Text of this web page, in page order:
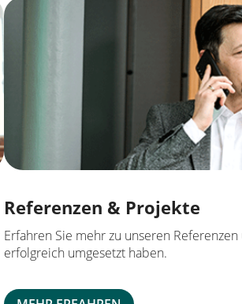
Referenzen & Projekte
Erfahren Sie mehr zu unseren
erfolgreich umgesetzt haben.